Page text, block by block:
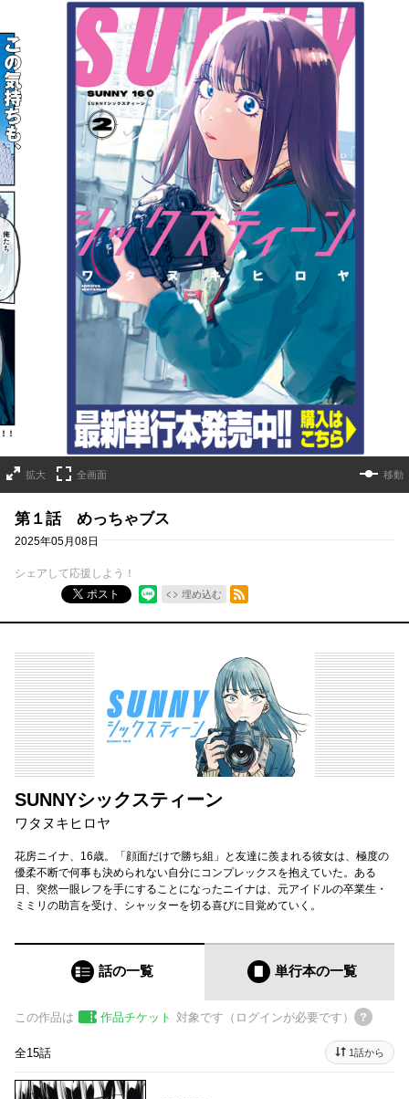
詳細ページへのリンク
拡大 全画面 移動
第１話 めっちゃブス
2025年05月08日
シェアして応援しよう！
ポスト
埋め込む
RSSフィード
SUNNYシックスティーン
ワタヌキヒロヤ
花房ニイナ、16歳。「顔面だけで勝ち組」と友達に羨まれる彼女は、極度の
優柔不断で何事も決められない自分にコンプレックスを抱えていた。ある
日、突然一眼レフを手にすることになったニイナは、元アイドルの卒業生・
ミミリの助言を受け、シャッターを切る喜びに目覚めていく。
話の一覧 単行本の一覧
この作品は 作品チケット 対象です（ログインが必要です）
全15話 1話から